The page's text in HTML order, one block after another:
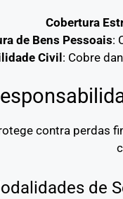
Cobertura
de Bens Pessoais:
Civil: Cobre
contra perdas
de